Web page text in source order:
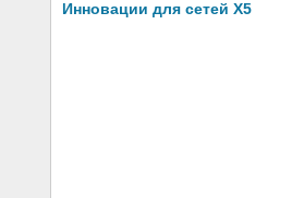
Инновации для сетей X5